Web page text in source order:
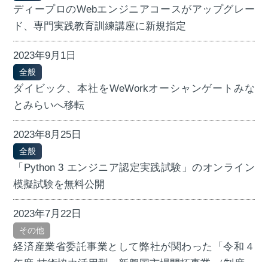
ディープロのWebエンジニアコースがアップグレー
ド、専門実践教育訓練講座に新規指定
2023年9月1日
全般
ダイビック、本社をWeWorkオーシャンゲートみな
とみらいへ移転
2023年8月25日
全般
「Python 3 エンジニア認定実践試験」のオンライン
模擬試験を無料公開
2023年7月22日
その他
経済産業省委託事業として弊社が関わった「令和４